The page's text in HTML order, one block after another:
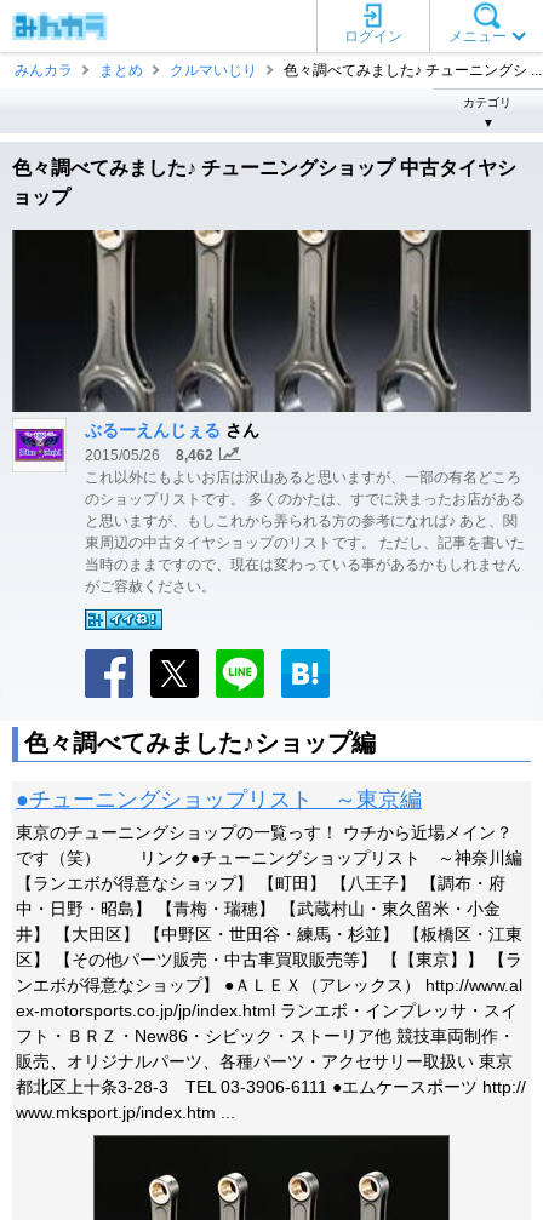
メニュー
ログイン
みんカラ
まとめ クルマいじり 色々調べてみました♪ チューニングシ ...
カテゴリ
▼
色々調べてみました♪ チューニングショップ 中古タイヤシ
ョップ
ぶるーえんじぇる さん
2015/05/26
8,462
これ以外にもよいお店は沢山あると思いますが、一部の有名どころ
のショップリストです。 多くのかたは、すでに決まったお店がある
と思いますが、もしこれから弄られる方の参考になれば♪ あと、関
東周辺の中古タイヤショップのリストです。 ただし、記事を書いた
当時のままですので、現在は変わっている事があるかもしれません
がご容赦ください。
色々調べてみました♪ショップ編
●チューニングショップリスト ～東京編
東京のチューニングショップの一覧っす！ ウチから近場メイン？
です（笑） リンク●チューニングショップリスト ～神奈川編
【ランエボが得意なショップ】 【町田】 【八王子】 【調布・府
中・日野・昭島】 【青梅・瑞穂】 【武蔵村山・東久留米・小金
井】 【大田区】 【中野区・世田谷・練馬・杉並】 【板橋区・江東
区】 【その他パーツ販売・中古車買取販売等】 【【東京】】 【ラ
ンエボが得意なショップ】 ●ＡＬＥＸ（アレックス） http://www.al
ex-motorsports.co.jp/jp/index.html ランエボ・インプレッサ・スイ
フト・ＢＲＺ・New86・シビック・ストーリア他 競技車両制作・
販売、オリジナルパーツ、各種パーツ・アクセサリー取扱い 東京
都北区上十条3-28-3 TEL 03-3906-6111 ●エムケースポーツ http://
www.mksport.jp/index.htm ...